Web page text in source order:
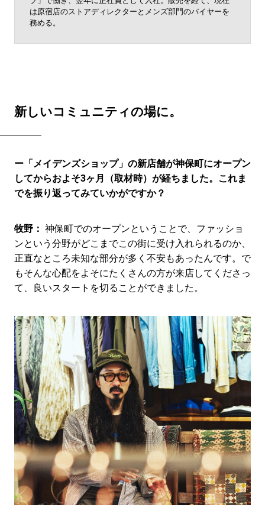
は原宿店のストアディレクターとメンズ部門のバイヤーを
務める。
新しいコミュニティの場に。
ー「メイデンズショップ」の新店舗が神保町にオープン
してからおよそ3ヶ月（取材時）が経ちました。これま
でを振り返ってみていかがですか？
牧野： 神保町でのオープンということで、ファッショ
ンという分野がどこまでこの街に受け入れられるのか、
正直なところ未知な部分が多く不安もあったんです。で
もそんな心配をよそにたくさんの方が来店してくださっ
て、良いスタートを切ることができました。